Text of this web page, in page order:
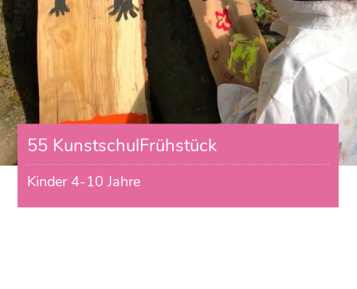
55 KunstschulFrühstück
Kinder 4-10 Jahre